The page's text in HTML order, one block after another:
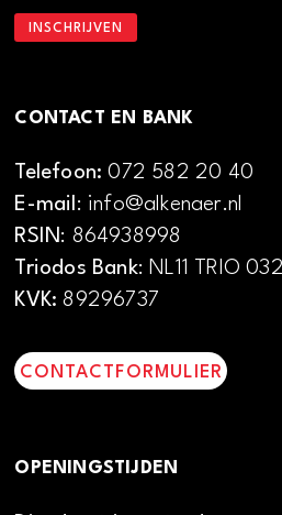
CONTACT EN BANK
Telefoon:072 582 20 40
E-mail: info@alkenaer.nl
RSIN: 864938998
Triodos Bank: NL11 TRIO
KVK: 89296737
CONTACTFORMULIER
OPENINGSTIJDEN